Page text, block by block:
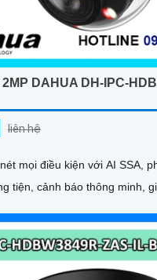
DAHUA DH-IPC-
liên hệ
mọi điều kiện với AI SSA,
tiện, cảnh báo thông minh,